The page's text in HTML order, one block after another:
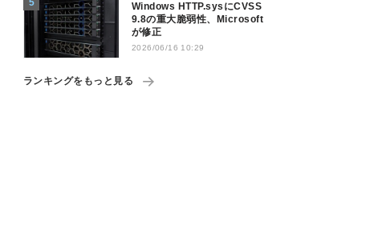
Windows HTTP.sysにCVSS
9.8の重大脆弱性、Microsoft
が修正
2026/06/16 10:29
ランキングをもっと見る